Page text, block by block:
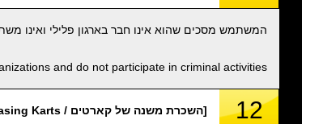
המשתמש מסכים שהוא אינו חבר בארגון פלילי ואינו
and do not participate in criminal activities.
12 [השכרת משנה של קארטים / Subleasing Karts]